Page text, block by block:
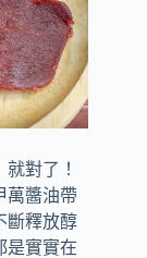
對了！
萬醬油帶
斷釋放醇
是實實在